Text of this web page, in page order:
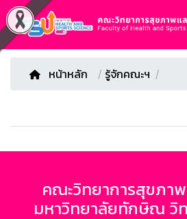
หน้าหลัก / รู้จักคณะฯ
คณะวิทยาการสุขภา
มหาวิทยาลัยทักษิณ วิ